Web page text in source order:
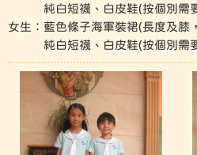
純白短襪、白皮鞋(按個別需要
女生：藍色條子海軍裝裙(長度及膝
純白短襪、白皮鞋(按個別需要